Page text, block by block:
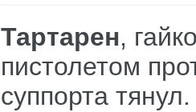
Тартарен,
пистолетом
суппорта